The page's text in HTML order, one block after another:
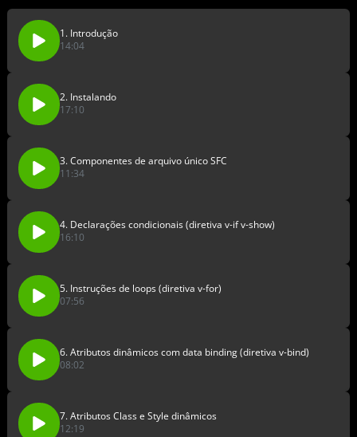
1. Introdução
14:04
2. Instalando
17:10
3. Componentes de arquivo único SFC
11:34
4. Declarações condicionais (diretiva v-if v-show)
16:10
5. Instruções de loops (diretiva v-for)
07:56
6. Atributos dinâmicos com data binding (diretiva v-bind)
08:02
7. Atributos Class e Style dinâmicos
12:19